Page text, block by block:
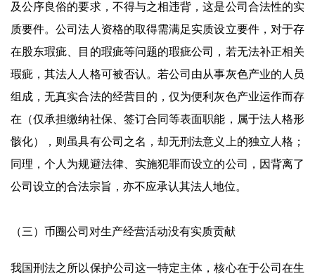
及公序良俗的要求，不得与之相违背，这是公司合法性的实
质要件。公司法人资格的取得需满足实质设立要件，对于存
在股东瑕疵、目的瑕疵等问题的瑕疵公司，若无法补正相关
瑕疵，其法人人格可被否认。若公司由从事灰色产业的人员
组成，无真实合法的经营目的，仅为便利灰色产业运作而存
在（仅承担缴纳社保、签订合同等表面职能，属于法人格形
骸化），则虽具有公司之名，却无刑法意义上的独立人格；
同理，个人为规避法律、实施犯罪而设立的公司，因背离了
公司设立的合法宗旨，亦不应承认其法人地位。
（三）币圈公司对生产经营活动没有实质贡献
我国刑法之所以保护公司这一特定主体，核心在于公司在生